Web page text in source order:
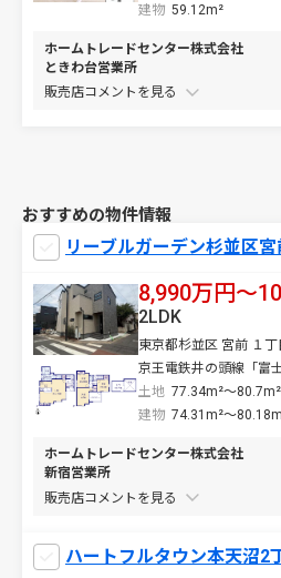
建物 59.12m²
ホームトレードセンター株式会社
ときわ台営業所
販売店コメントを
おすすめの物件情報
リーブルガーデン杉並区宮
8,990万円〜
東京都杉並区 宮前 １丁
京王電鉄井の頭線「富
土地 77.34m²～80.7m²
2LDK
建物 74.31m²～
ホームトレードセンター株式会社
新宿営業所
販売店コメントを
ハートフルタウン本天沼2